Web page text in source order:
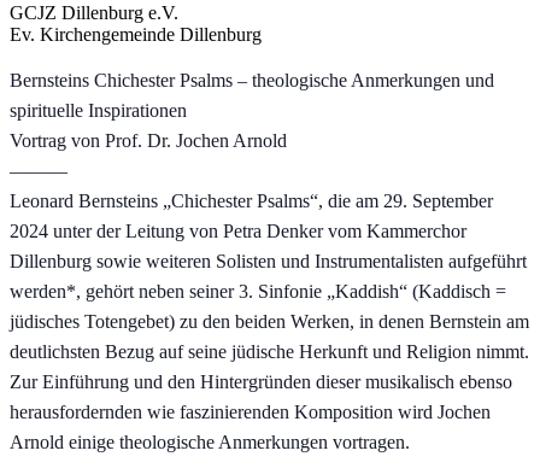
GCJZ Dillenburg e.V.
Ev. Kirchengemeinde Dillenburg
Bernsteins Chichester Psalms – theologische Anmerkungen und
spirituelle Inspirationen
Vortrag von Prof. Dr. Jochen Arnold
———
Leonard Bernsteins „Chichester Psalms“, die am 29. September
2024 unter der Leitung von Petra Denker vom Kammerchor
Dillenburg sowie weiteren Solisten und Instrumentalisten aufgeführt
werden*, gehört neben seiner 3. Sinfonie „Kaddish“ (Kaddisch =
jüdisches Totengebet) zu den beiden Werken, in denen Bernstein am
deutlichsten Bezug auf seine jüdische Herkunft und Religion nimmt.
Zur Einführung und den Hintergründen dieser musikalisch ebenso
herausfordernden wie faszinierenden Komposition wird Jochen
Arnold einige theologische Anmerkungen vortragen.